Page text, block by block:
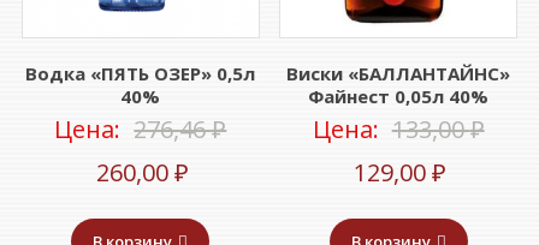
Водка «ПЯТЬ ОЗЕР» 0,5л
40%
Цена: 276,46₽Первоначальная
составляла
260,00₽Текущая
цена:
Виски «БАЛЛАНТАЙНС»
Файнест 0,05л 40%
Цена: 133,00₽
129,00₽
цена: